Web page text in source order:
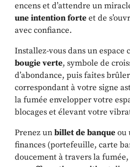
encens et d’attendre un
une intention forteet de
avec confiance.
Installez-vous dans un espace
bougie verte, symbole de
d’abondance, puis faites brûler
correspondant à votre signe
la fumée envelopper votre
blocages et élevant votre
Prenez unbillet de banqueou
finances (portefeuille, carte
doucement à travers la